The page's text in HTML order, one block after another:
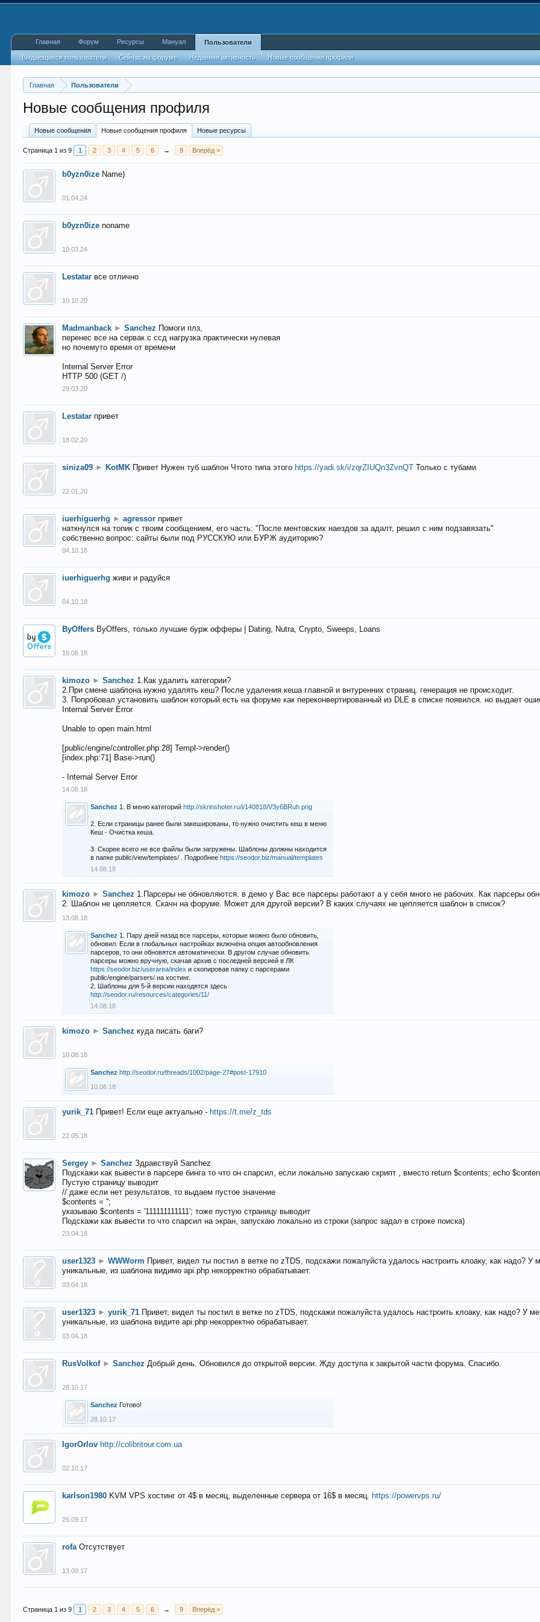
Главная Пользователи
Новые сообщения профиля
Новые сообщения Новые сообщения профиля Новые ресурсы
Страница 1 из 9 1 2 3 4 5 6 → 9 Вперёд >
b0yzn0ize Name)
01.04.24
b0yzn0ize noname
19.03.24
Lestatar все отлично
10.10.20
Madmanback ► Sanchez Помоги плз,
перенес все на сервак с ссд нагрузка практически нулевая
но почемуто время от времени
Internal Server Error
HTTP 500 (GET /)
29.03.20
Lestatar привет
18.02.20
siniza09 ► KotMK Привет Нужен туб шаблон Чтото типа этого https://yadi.sk/i/zqrZIUQn3ZvnQT Только с тубами
22.01.20
iuerhiguerhg ► agressor привет
наткнулся на топик с твоим сообщением, его часть: "После ментовских наездов за адалт, решил с ним подзавязать"
собственно вопрос: сайты были под РУССКУЮ или БУРЖ аудиторию?
04.10.18
iuerhiguerhg живи и радуйся
04.10.18
ByOffers ByOffers, только лучшие бурж офферы | Dating, Nutra, Crypto, Sweeps, Loans
16.08.18
kimozo ► Sanchez 1.Как удалить категории?
2.При смене шаблона нужно удалять кеш? После удаления кеша главной и внтуренних страниц. генерация не происходит.
3. Попробовал установить шаблон который есть на форуме как переконвертированный из DLE в списке появился. но выдает
Internal Server Error
Unable to open main.html
[public/engine/controller.php:28] Templ->render()
[index.php:71] Base->run()
- Internal Server Error
14.08.18
Sanchez 1. В меню категорийhttp://skrinshoter.ru/i/140818/V3y6BRuh.png
2. Если страницы ранее были закешированы, то нужно очистить кеш в меню
Кеш - Очистка кеша.
3. Скорее всего не все файлы были загружены. Шаблоны должны находится
в папке public/view/templates/ . Подробнееhttps://seodor.biz/manual/templates
14.08.18
kimozo ► Sanchez 1.Парсеры не обновляются. в демо у Вас все парсеры работают а у себя много не рабочих. Как парсеры
2. Шаблон не цепляется. Скачн на форуме. Может для другой версии? В каких случаях не цепляется шаблон в список?
13.08.18
Sanchez 1. Пару дней назад все парсеры, которые можно было обновить,
обновил. Если в глобальных настройках включена опция автообновления
парсеров, то они обновятся автоматически. В другом случае обновить
парсеры можно вручную, скачав архив с последней версией в ЛК
https://seodor.biz/userarea/index и скопировав папку с парсерами
public/engine/parsers/ на хостинг.
2. Шаблоны для 5-й версии находятся здесь
http://seodor.ru/resources/categories/11/
14.08.18
kimozo ► Sanchez куда писать баги?
10.08.18
Sanchez http://seodor.ru/threads/1002/page-27#post-17910
10.08.18
yurik_71 Привет! Если еще актуально - https://t.me/z_tds
22.05.18
Sergey ► Sanchez Здравствуй Sanchez
Подскажи как вывести в парсере бинга то что он спарсил, если локально запускаю скрипт , вместо return $contents; echo
Пустую страницу выводит
// даже если нет результатов, то выдаем пустое значение
$contents = '';
указываю $contents = '111111111111'; тоже пустую страницу выводит
Подскажи как вывести то что спарсил на экран, запускаю локально из строки (запрос задал в строке поиска)
23.04.18
user1323 ► WWWorm Привет, видел ты постил в ветке по zTDS, подскажи пожалуйста удалось настроить клоаку, как надо?
уникальные, из шаблона видимо api.php некорректно обрабатывает.
03.04.18
user1323 ► yurik_71 Привет, видел ты постил в ветке по zTDS, подскажи пожалуйста удалось настроить клоаку, как надо? У
уникальные, из шаблона видите api.php некорректно обрабатывает.
03.04.18
RusVolkof ► Sanchez Добрый день. Обновился до открытой версии. Жду доступа к закрытой части форума. Спасибо.
28.10.17
Sanchez Готово!
28.10.17
IgorOrlov http://colibritour.com.ua
02.10.17
karlson1980 KVM VPS хостинг от 4$ в месяц, выделенные сервера от 16$ в месяц. https://powervps.ru/
26.09.17
rofa Отсутствует
13.09.17
Страница 1 из 9 1 2 3 4 5 6 → 9 Вперёд >
Главная Форум Ресурсы Мануал Пользователи
Выдающиеся пользователи Сейчас на форуме Недавняя активность Новые сообщения профиля